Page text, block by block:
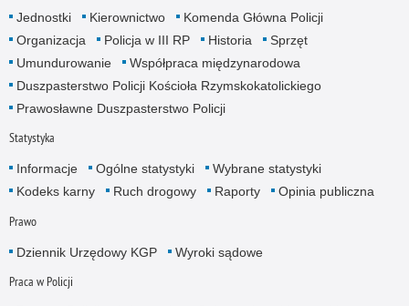
Jednostki Kierownictwo
Komenda Główna Policji
Organizacja
Policja w III RP Historia
Sprzęt
Umundurowanie
Współpraca międzynarodowa
Duszpasterstwo Policji Kościoła Rzymskokatolickiego
Prawosławne Duszpasterstwo Policji
Statystyka
Informacje Ogólne statystyki
Wybrane statystyki
Kodeks karny
Ruch drogowy Raporty Opinia publiczna
Prawo
Dziennik Urzędowy KGP Wyroki sądowe
Praca w Policji